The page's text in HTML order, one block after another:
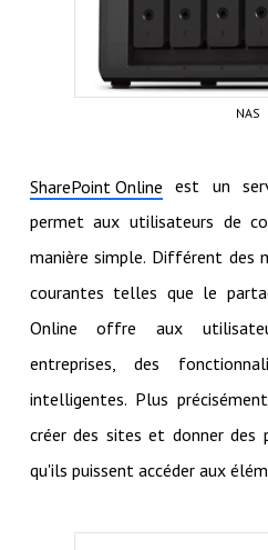
NAS
SharePoint Online est un
permet aux utilisateurs de
manière simple. Différent des
courantes telles que le
Online offre aux
entreprises, des
intelligentes. Plus
créer des sites et donner des
qu'ils puissent accéder aux